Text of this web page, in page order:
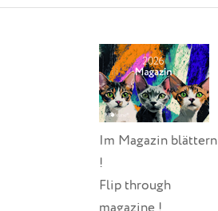
Im Magazin blättern
!
Flip through
magazine !